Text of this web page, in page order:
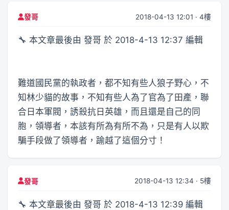
發哥 2018-04-13 12:01 · 4樓
🔧 本文章最後由 發哥 於 2018-4-13 12:37 編輯
難道國民黨的執政者，都不知有些人狼子野心，不
知林少貓的故事，不知有些人為了官為了田產，聯
合日本軍閥，誘殺抗日英雄，而且還是自己的同
胞，領導者，本該有所為有所不為，只是有人以欺
騙手段做了領導者，踰越了這個分寸！
發哥 2018-04-13 12:34 · 5樓
🔧 本文章最後由 發哥 於 2018-4-13 12:39 編輯